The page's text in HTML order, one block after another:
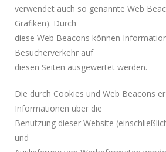
verwendet auch so genannte Web
Grafiken). Durch
diese Web Beacons können
Besucherverkehr auf
diesen Seiten ausgewertet werden.
Die durch Cookies und Web Beacons
Informationen über die
Benutzung dieser Website
und